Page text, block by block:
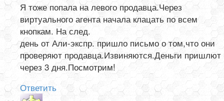
Я тоже попала на левого продавца.Через
виртуального агента начала клацать по всем
кнопкам. На след.
день от Али-экспр. пришло письмо о том,что они
проверяют продавца.Извиняются.Деньги пришлют
через 3 дня.Посмотрим!
Ответить